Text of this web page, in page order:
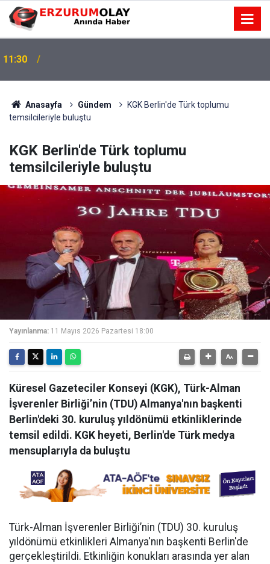
11:30
Anasayfa Gündem
KGK Berlin'de Türk toplumu
temsilcileriyle buluştu
KGK Berlin'de Türk toplumu
temsilcileriyle buluştu
Yayınlanma: 11 Mayıs 2026 Pazartesi 18:00
Küresel Gazeteciler Konseyi (KGK), Türk-Alman
İşverenler Birliği’nin (TDU) Almanya'nın başkenti
Berlin'deki 30. kuruluş yıldönümü etkinliklerinde
temsil edildi. KGK heyeti, Berlin'de Türk medya
mensuplarıyla da buluştu
Türk-Alman İşverenler Birliği’nin (TDU) 30. kuruluş
yıldönümü etkinlikleri Almanya'nın başkenti Berlin'de
gerçekleştirildi. Etkinliğin konukları arasında yer alan